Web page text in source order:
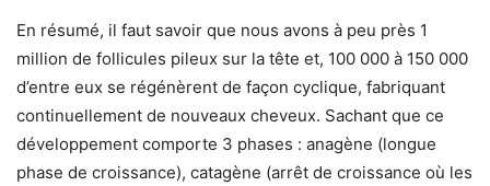
En résumé, il faut savoir que nous avons à peu près 1
million de follicules pileux sur la tête et, 100 000 à 150 000
d’entre eux se régénèrent de façon cyclique, fabriquant
continuellement de nouveaux cheveux. Sachant que ce
développement comporte 3 phases : anagène (longue
phase de croissance), catagène (arrêt de croissance où les